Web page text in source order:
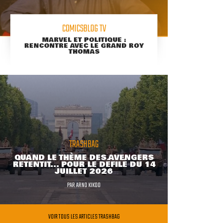
COMICSBLOG TV
MARVEL ET POLITIQUE :
RENCONTRE AVEC LE GRAND ROY
THOMAS
TRASHBAG
QUAND LE THÈME DES AVENGERS
RETENTIT... POUR LE DÉFILÉ DU 14
JUILLET 2026
PARARNO KIKOO
VOIR TOUS LES ARTICLES TRASHBAG